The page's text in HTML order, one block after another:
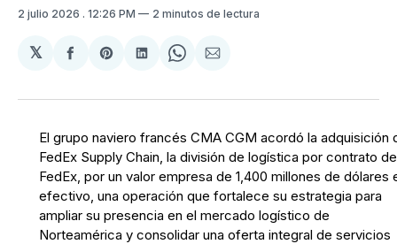
2 julio 2026 . 12:26 PM 2 minutos de lectura
𝕏
Compartir
Facebook
Share
Pinterest
Compartir
LinkedIn
Share
WhatsApp
Compartir
Email
El grupo naviero francés CMA CGM acordó la adquisición
FedEx Supply Chain, la división de logística por contrato de
FedEx, por un valor empresa de 1,400 millones de dólares
efectivo, una operación que fortalece su estrategia para
ampliar su presencia en el mercado logístico de
Norteamérica y consolidar una oferta integral de servicios